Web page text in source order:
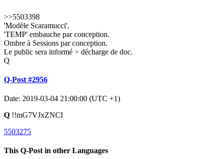
>>5503398
'Modèle Scaramucci'.
'TEMP' embauche par conception.
Ombre à Sessions par conception.
Le public sera informé > décharge de doc.
Q
Q-Post #2956
Date: 2019-03-04 21:00:00 (UTC +1)
Q !!mG7VJxZNCI
5503275
This Q-Post in other Languages